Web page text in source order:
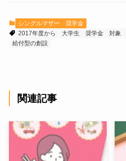
シングルマザー
奨学金
2017年度から
大学生 奨学金 対象
給付型の創設
関連記事